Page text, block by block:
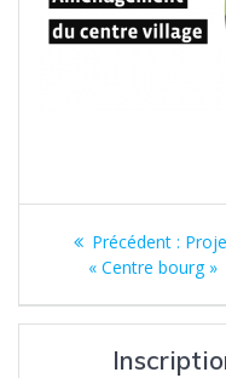
l’article
Précédent :
« Centre bourg »